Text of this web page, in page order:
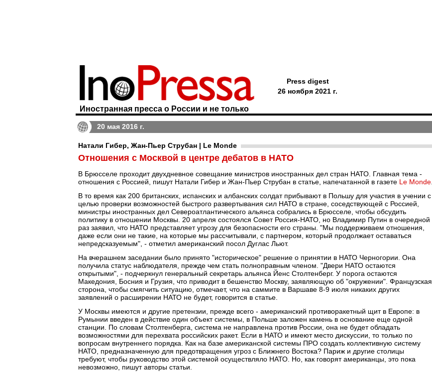
Иностранная пресса о России и не только
Press digest
26 ноября 2021 г.
20 мая 2016 г.
Натали Гибер, Жан-Пьер Струбан | Le Monde
Отношения с Москвой в центре дебатов в НАТО
В Брюсселе проходит двухдневное совещание министров иностранных дел стран НАТО. Главная тема -
отношения с Россией, пишут Натали Гибер и Жан-Пьер Струбан в статье, напечатанной в газете Le Monde
В то время как 200 британских, испанских и албанских солдат прибывают в Польшу для участия в учении с
целью проверки возможностей быстрого развертывания сил НАТО в стране, соседствующей с Россией,
министры иностранных дел Североатлантического альянса собрались в Брюсселе, чтобы обсудить
политику в отношении Москвы. 20 апреля состоялся Совет Россия-НАТО, но Владимир Путин в очередной
раз заявил, что НАТО представляет угрозу для безопасности его страны. "Мы поддерживаем отношения,
даже если они не такие, на которые мы рассчитывали, с партнером, который продолжает оставаться
непредсказуемым", - отметил американский посол Дуглас Льют.
На вчерашнем заседании было принято "историческое" решение о принятии в НАТО Черногории. Она
получила статус наблюдателя, прежде чем стать полноправным членом. "Двери НАТО остаются
открытыми", - подчеркнул генеральный секретарь альянса Йенс Столтенберг. У порога остаются
Македония, Босния и Грузия, что приводит в бешенство Москву, заявляющую об "окружении". Французская
сторона, чтобы смягчить ситуацию, отмечает, что на саммите в Варшаве 8-9 июля никаких других
заявлений о расширении НАТО не будет, говорится в статье.
У Москвы имеются и другие претензии, прежде всего - американский противоракетный щит в Европе: в
Румынии введен в действие один объект системы, в Польше заложен камень в основание еще одной
станции. По словам Столтенберга, система не направлена против России, она не будет обладать
возможностями для перехвата российских ракет. Если в НАТО и имеют место дискуссии, то только по
вопросам внутреннего порядка. Как на базе американской системы ПРО создать коллективную систему
НАТО, предназначенную для предотвращения угроз с Ближнего Востока? Париж и другие столицы
требуют, чтобы руководство этой системой осуществляло НАТО. Но, как говорят американцы, это пока
невозможно, пишут авторы статьи.